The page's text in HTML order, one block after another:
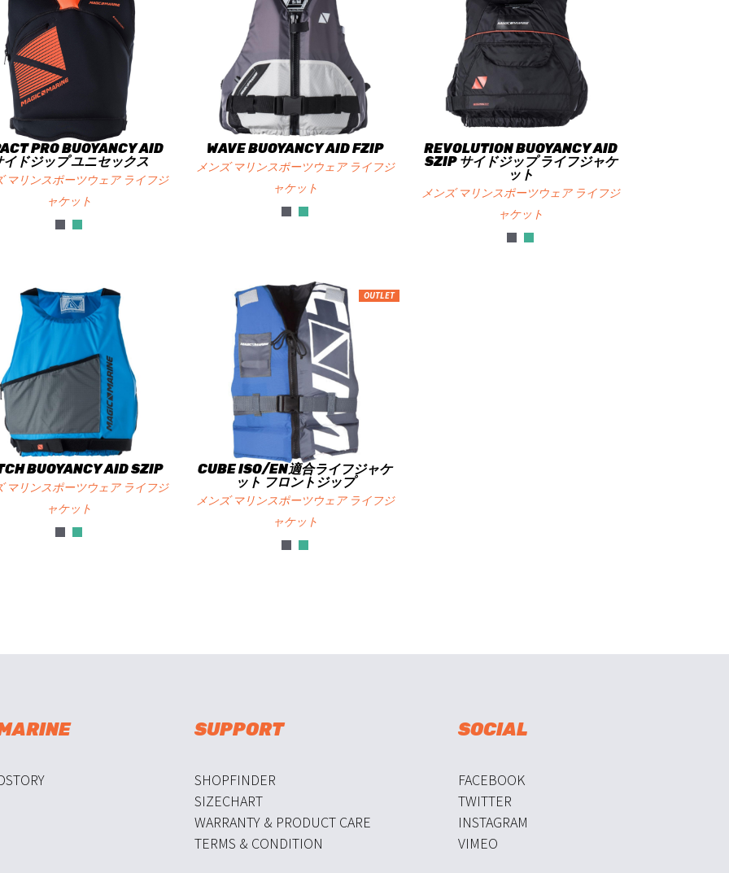
PRO BUOYANCY AID
イドジップ ユニセックス
マリンスポーツウェア ライフジ
ャケット
WAVE BUOYANCY AID FZIP
メンズ マリンスポーツウェア ライフジ
ャケット
REVOLUTION BUOYANCY AID
SZIP サイドジップ ライフジャケ
ット
メンズ マリンスポーツウェア ライフジ
ャケット
BUOYANCY AID SZIP
マリンスポーツウェア ライフジ
ャケット
OUTLET
CUBE ISO/EN適合ライフジャケ
ット フロントジップ
メンズ マリンスポーツウェア ライフジ
ャケット
SUPPORT
SHOPFINDER
SIZECHART
WARRANTY & PRODUCT CARE
TERMS & CONDITION
SOCIAL
FACEBOOK
TWITTER
INSTAGRAM
VIMEO